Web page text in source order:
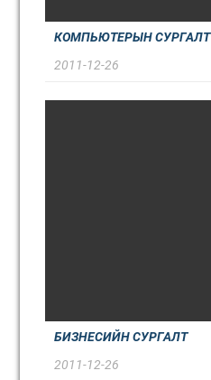
КОМПЬЮТЕРЫН СУРГАЛТ
2011-12-26
БИЗНЕСИЙН СУРГАЛТ
2011-12-26